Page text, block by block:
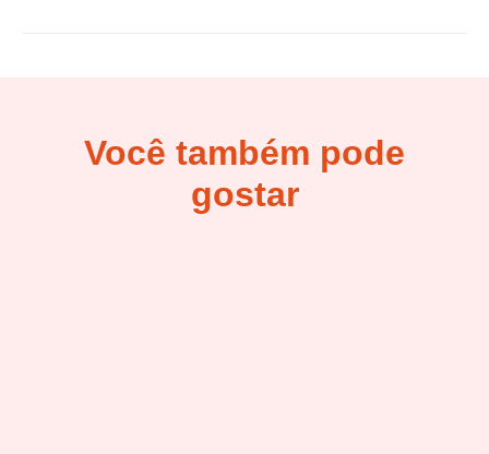
Você também pode
gostar